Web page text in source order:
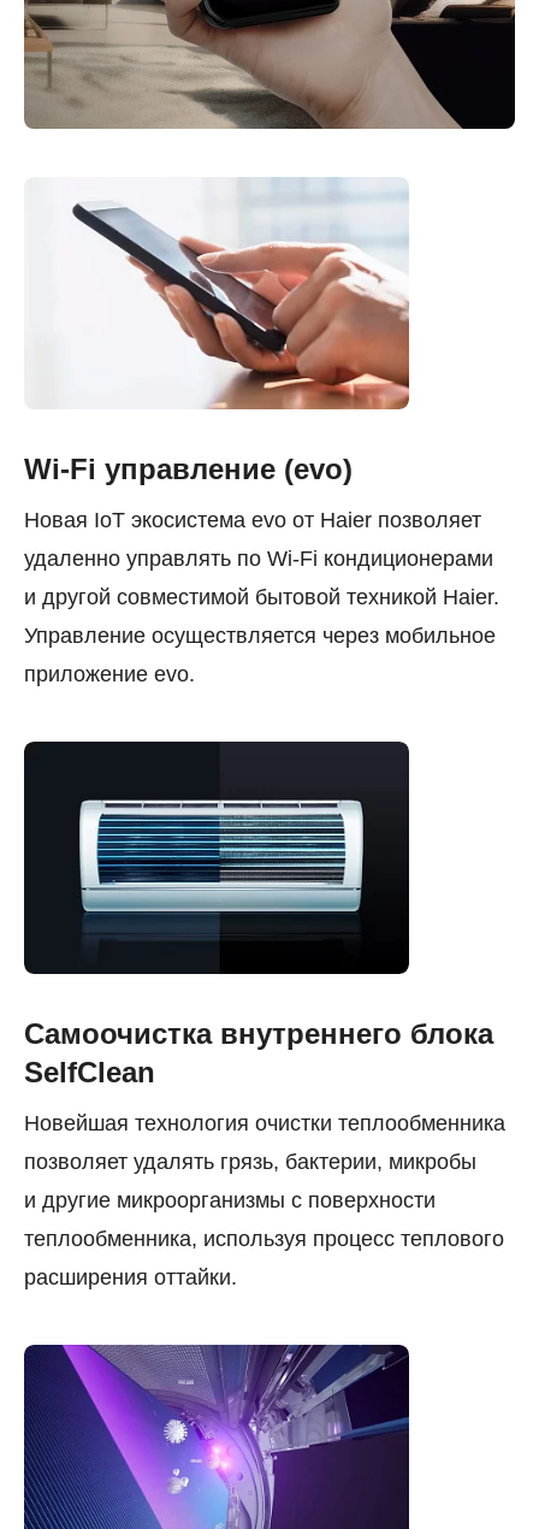
Wi-Fi управление (evo)
Новая IoT экосистема evo от Haier позволяет
удаленно управлять по Wi-Fi кондиционерами
и другой совместимой бытовой техникой Haier.
Управление осуществляется через мобильное
приложение evo.
Самоочистка внутреннего блока
SelfClean
Новейшая технология очистки теплообменника
позволяет удалять грязь, бактерии, микробы
и другие микроорганизмы c поверхности
теплообменника, используя процесс теплового
расширения оттайки.